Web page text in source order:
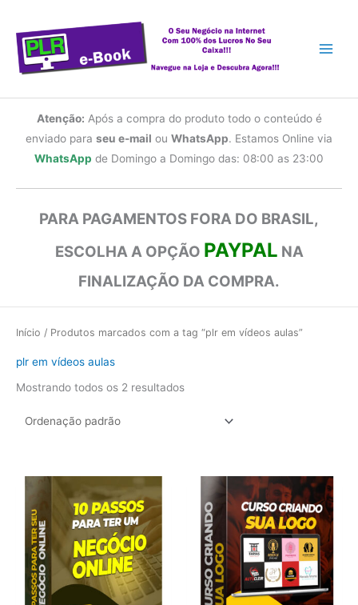
conteúdo
Atenção: Após a compra do produto todo o conteúdo é
enviado para seu e-mail ou WhatsApp. Estamos Online via
WhatsApp de Domingo a Domingo das: 08:00 as 23:00
PARA PAGAMENTOS FORA DO BRASIL,
ESCOLHA A OPÇÃO PAYPAL NA
FINALIZAÇÃO DA COMPRA.
Início / Produtos marcados com a tag “plr em vídeos aulas”
plr em vídeos aulas
Mostrando todos os 2 resultados